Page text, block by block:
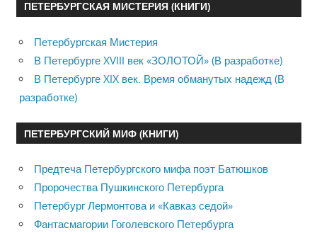
ПЕТЕРБУРГСКАЯ МИСТЕРИЯ (КНИГИ)
Петербургская Мистерия
В Петербурге XVIII век «ЗОЛОТОЙ» (В разработке)
В Петербурге XIX век. Время обманутых надежд (В
разработке)
ПЕТЕРБУРГСКИЙ МИФ (КНИГИ)
Предтеча Петербургского мифа поэт Батюшков
Пророчества Пушкинского Петербурга
Петербург Лермонтова и «Кавказ седой»
Фантасмагории Гоголевского Петербурга